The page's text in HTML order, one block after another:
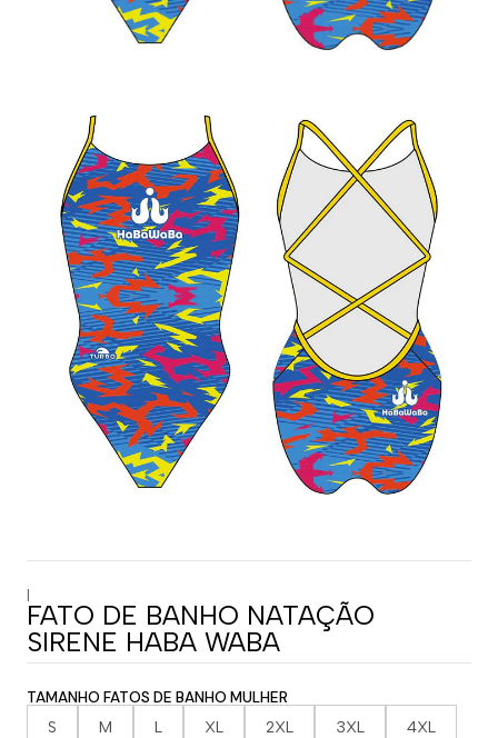
|
FATO DE BANHO NATAÇÃO
SIRENE HABA WABA
TAMANHO FATOS DE BANHO MULHER
S M L XL 2XL 3XL 4XL